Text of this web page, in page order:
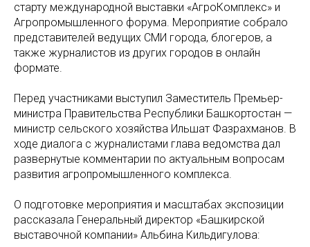
старту международной выставки «АгроКомплекс» и
Агропромышленного форума. Мероприятие собрало
представителей ведущих СМИ города, блогеров, а
также журналистов из других городов в онлайн
формате.
Перед участниками выступил Заместитель Премьер-
министра Правительства Республики Башкортостан —
министр сельского хозяйства Ильшат Фазрахманов. В
ходе диалога с журналистами глава ведомства дал
развернутые комментарии по актуальным вопросам
развития агропромышленного комплекса.
О подготовке мероприятия и масштабах экспозиции
рассказала Генеральный директор «Башкирской
выставочной компании» Альбина Кильдигулова: